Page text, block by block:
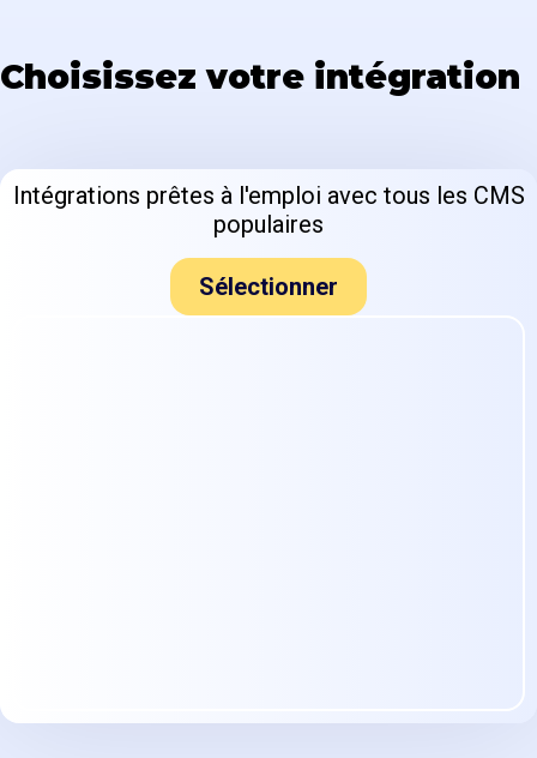
Choisissez votre intégration
Intégrations prêtes à l'emploi avec tous les CMS
populaires
Sélectionner